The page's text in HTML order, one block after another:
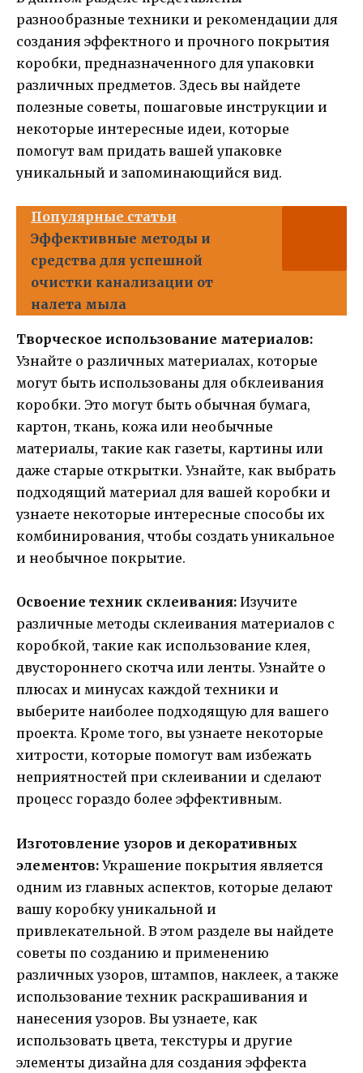
разнообразные техники и рекомендации для
создания эффектного и прочного покрытия
коробки, предназначенного для упаковки
различных предметов. Здесь вы найдете
полезные советы, пошаговые инструкции и
некоторые интересные идеи, которые
помогут вам придать вашей упаковке
уникальный и запоминающийся вид.
Популярные статьи
Эффективные методы и
средства для успешной
очистки канализации от
налета мыла
Творческое использование материалов:
Узнайте о различных материалах, которые
могут быть использованы для обклеивания
коробки. Это могут быть обычная бумага,
картон, ткань, кожа или необычные
материалы, такие как газеты, картины или
даже старые открытки. Узнайте, как выбрать
подходящий материал для вашей коробки и
узнаете некоторые интересные способы их
комбинирования, чтобы создать уникальное
и необычное покрытие.
Освоение техник склеивания: Изучите
различные методы склеивания материалов с
коробкой, такие как использование клея,
двустороннего скотча или ленты. Узнайте о
плюсах и минусах каждой техники и
выберите наиболее подходящую для вашего
проекта. Кроме того, вы узнаете некоторые
хитрости, которые помогут вам избежать
неприятностей при склеивании и сделают
процесс гораздо более эффективным.
Изготовление узоров и декоративных
элементов: Украшение покрытия является
одним из главных аспектов, которые делают
вашу коробку уникальной и
привлекательной. В этом разделе вы найдете
советы по созданию и применению
различных узоров, штампов, наклеек, а также
использование техник раскрашивания и
нанесения узоров. Вы узнаете, как
использовать цвета, текстуры и другие
элементы дизайна для создания эффекта